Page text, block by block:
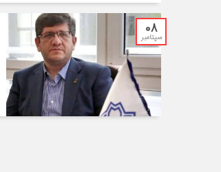
08
سپتامبر